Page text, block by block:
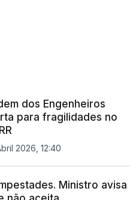
dos Engenheiros
para fragilidades no
2026, 12:40
Ministro avisa